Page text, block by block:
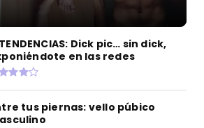
Dick pic… sin dick,
en las redes
tus piernas: vello púbico